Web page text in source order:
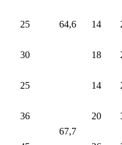
64,6
25 14
30 18
25
67,7
14
36 20